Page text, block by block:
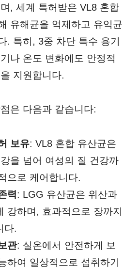
, 세계 특허받은 VL8 혼합
유해균을 억제하고 유익균
. 특히, 3중 차단 특수 용기
나 온도 변화에도 안정적
지원합니다.
은 다음과 같습니다:
보유: VL8 혼합 유산균은
을 넘어 여성의 질 건강까
으로 케어합니다.
력: LGG 유산균은 위산과
강하며, 효과적으로 장까지
다.
관: 실온에서 안전하게 보
하여 일상적으로 섭취하기